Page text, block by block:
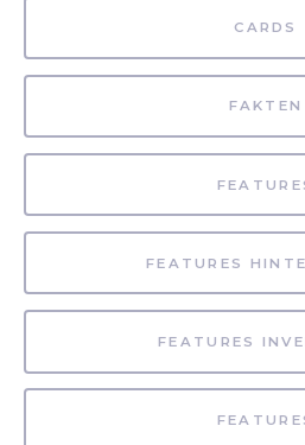
CARDS
FAKTEN
FEATURES
FEATURES